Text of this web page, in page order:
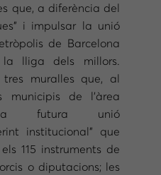
que, a diferència del
i impulsar la unió
de Barcelona
lliga dels millors.
muralles que, al
municipis de l’àrea
futura unió
institucional” que
115 instruments de
o diputacions; les